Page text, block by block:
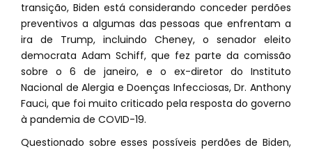
transição, Biden está considerando conceder perdões
preventivos a algumas das pessoas que enfrentam a
ira de Trump, incluindo Cheney, o senador eleito
democrata Adam Schiff, que fez parte da comissão
sobre o 6 de janeiro, e o ex-diretor do Instituto
Nacional de Alergia e Doenças Infecciosas, Dr. Anthony
Fauci, que foi muito criticado pela resposta do governo
à pandemia de COVID-19.
Questionado sobre esses possíveis perdões de Biden,